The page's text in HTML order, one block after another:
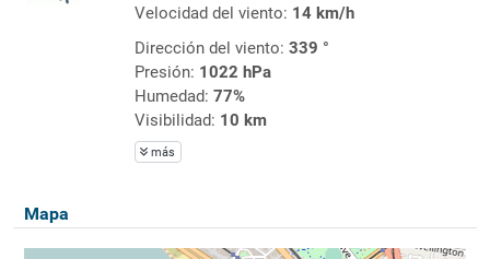
Velocidad del viento: 14 km/h
Dirección del viento: 339 °
Presión: 1022 hPa
Humedad: 77%
Visibilidad: 10 km
más
Mapa